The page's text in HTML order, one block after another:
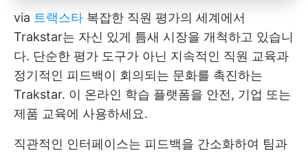
via 트랙스타 복잡한 직원 평가의 세계에서
Trakstar는 자신 있게 틈새 시장을 개척하고 있습니
다. 단순한 평가 도구가 아닌 지속적인 직원 교육과
정기적인 피드백이 회의되는 문화를 촉진하는
Trakstar. 이 온라인 학습 플랫폼을 안전, 기업 또는
제품 교육에 사용하세요.
직관적인 인터페이스는 피드백을 간소화하여 팀과